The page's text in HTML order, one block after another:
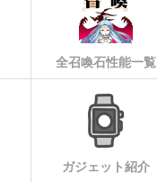
全召喚石性能一覧
ガジェット紹介